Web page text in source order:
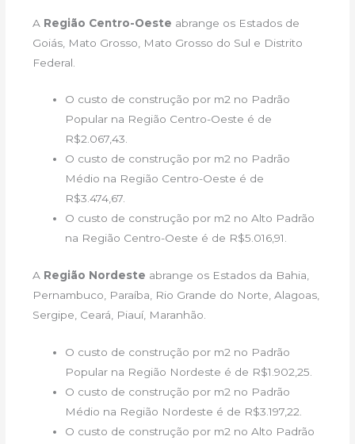
A Região Centro-Oeste abrange os Estados de
Goiás, Mato Grosso, Mato Grosso do Sul e Distrito
Federal.
O custo de construção por m2 no Padrão
Popular na Região Centro-Oeste é de
R$2.067,43.
O custo de construção por m2 no Padrão
Médio na Região Centro-Oeste é de
R$3.474,67.
O custo de construção por m2 no Alto Padrão
na Região Centro-Oeste é de R$5.016,91.
A Região Nordeste abrange os Estados da Bahia,
Pernambuco, Paraíba, Rio Grande do Norte, Alagoas,
Sergipe, Ceará, Piauí, Maranhão.
O custo de construção por m2 no Padrão
Popular na Região Nordeste é de R$1.902,25.
O custo de construção por m2 no Padrão
Médio na Região Nordeste é de R$3.197,22.
O custo de construção por m2 no Alto Padrão